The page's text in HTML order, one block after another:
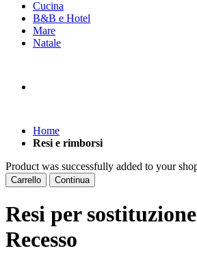
Cucina
B&B e Hotel
Mare
Natale
Home
Resi e rimborsi
Product was successfully added to your
Carrello Continua
Resi per
Recesso